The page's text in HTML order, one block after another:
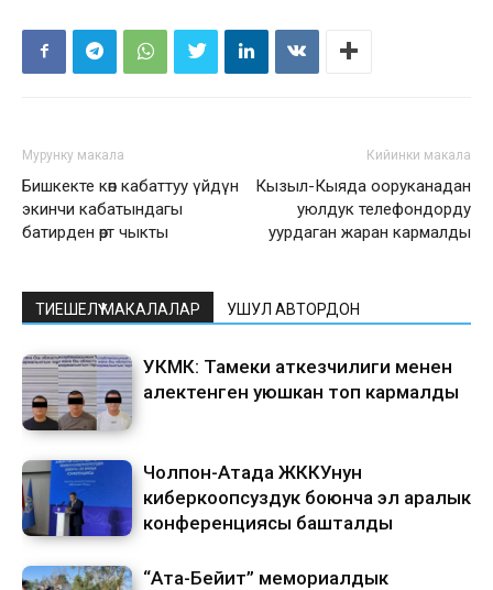
Мурунку макала
Бишкекте көп кабаттуу үйдүн
экинчи кабатындагы
батирден өрт чыкты
Кийинки макала
Кызыл-Кыяда ооруканадан
уюлдук телефондорду
уурдаган жаран кармалды
ТИЕШЕЛҮҮ МАКАЛАЛАР УШУЛ АВТОРДОН
УКМК: Тамеки аткезчилиги менен
алектенген уюшкан топ кармалды
Чолпон-Атада ЖККУнун
киберкоопсуздук боюнча эл аралык
конференциясы башталды
“Ата-Бейит” мемориалдык